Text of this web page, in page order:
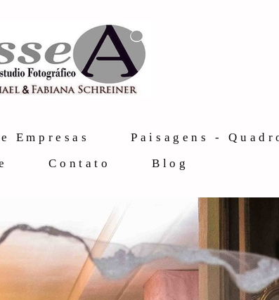
Empresas
Paisagens -
Contato Blog